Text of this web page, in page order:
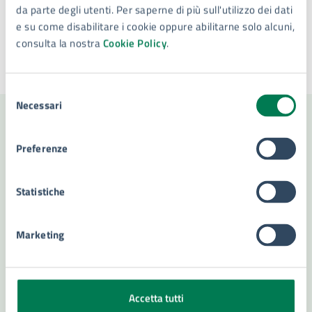
da parte degli utenti. Per saperne di più sull'utilizzo dei dati
e su come disabilitare i cookie oppure abilitarne solo alcuni,
consulta la nostraCookie Policy.
delNecessari
Preferenze
Statistiche
Marketing
Accetta tutti
Amministrazione
Settore tutela e valorizzazione beni e attività
Servizi Culturali e Università (E.Q)